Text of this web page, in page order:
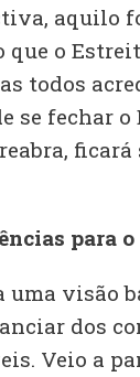
aquilo
o
todos
se fechar o
para o
visão
dos
Veio a